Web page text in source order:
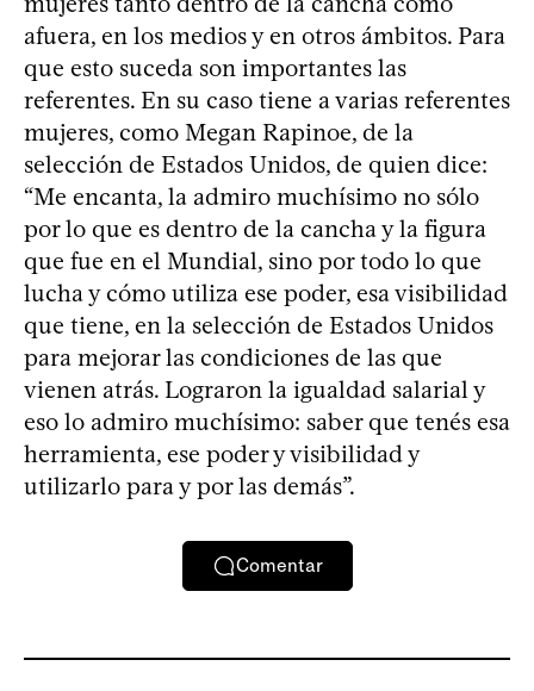
afuera, en los medios y en otros ámbitos. Para
que esto suceda son importantes las
referentes. En su caso tiene a varias referentes
mujeres, como Megan Rapinoe, de la
selección de Estados Unidos, de quien dice:
“Me encanta, la admiro muchísimo no sólo
por lo que es dentro de la cancha y la figura
que fue en el Mundial, sino por todo lo que
lucha y cómo utiliza ese poder, esa visibilidad
que tiene, en la selección de Estados Unidos
para mejorar las condiciones de las que
vienen atrás. Lograron la igualdad salarial y
eso lo admiro muchísimo: saber que tenés esa
herramienta, ese poder y visibilidad y
utilizarlo para y por las demás”.
Comentar